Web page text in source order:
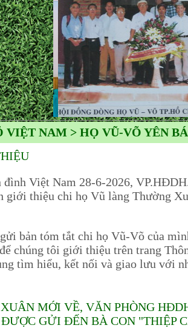
VIỆT NAM > HỌ VŨ-VÕ YÊN
Việt Nam 28-6-2026,
giới thiệu chi họ Vũ làng Thường
bản tóm tắt chi họ Vũ-Võ của
chúng tôi giới thiệu trên trang
tìm hiểu, kết nối và giao lưu với
MỚI VỀ, VĂN PHÒNG
GỬI ĐẾN BÀ CON "THIỆP